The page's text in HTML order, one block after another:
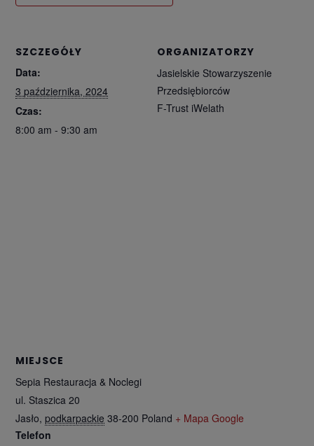
SZCZEGÓŁY
Data:
3 października, 2024
Czas:
8:00 am - 9:30 am
ORGANIZATORZY
Jasielskie Stowarzyszenie
Przedsiębiorców
F-Trust iWelath
MIEJSCE
Sepia Restauracja & Noclegi
ul. Staszica 20
Jasło, podkarpackie 38-200 Poland + Mapa Google
Telefon